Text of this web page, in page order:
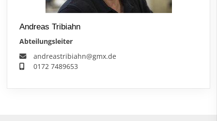
Andreas Tribiahn
Abteilungsleiter
andreastribiahn@gmx.de
0172 7489653